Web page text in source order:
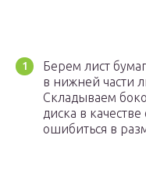
Берем лист
в нижней части
Складываем
диска в
ошибиться в